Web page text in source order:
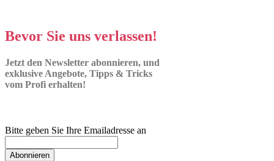
Bevor Sie uns verlassen!
Jetzt den Newsletter abonnieren, und
exklusive Angebote, Tipps & Tricks
vom Profi erhalten!
Bitte geben Sie Ihre Emailadresse an
Abonnieren